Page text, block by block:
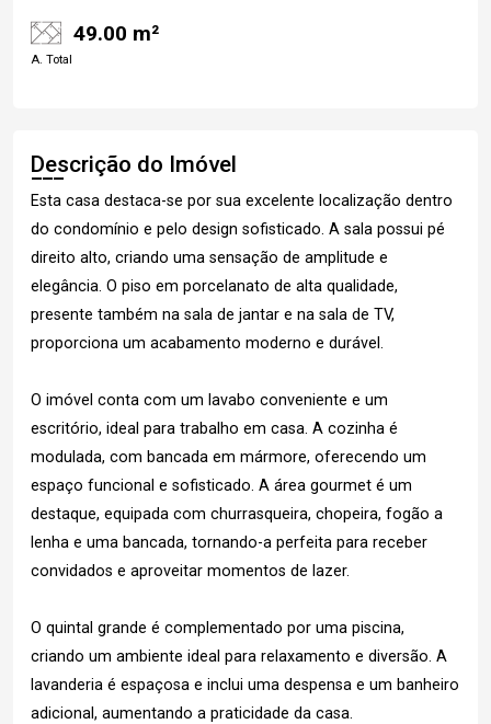
49.00 m²
A. Total
Descrição do Imóvel
Esta casa destaca-se por sua excelente localização dentro
do condomínio e pelo design sofisticado. A sala possui pé
direito alto, criando uma sensação de amplitude e
elegância. O piso em porcelanato de alta qualidade,
presente também na sala de jantar e na sala de TV,
proporciona um acabamento moderno e durável.
O imóvel conta com um lavabo conveniente e um
escritório, ideal para trabalho em casa. A cozinha é
modulada, com bancada em mármore, oferecendo um
espaço funcional e sofisticado. A área gourmet é um
destaque, equipada com churrasqueira, chopeira, fogão a
lenha e uma bancada, tornando-a perfeita para receber
convidados e aproveitar momentos de lazer.
O quintal grande é complementado por uma piscina,
criando um ambiente ideal para relaxamento e diversão. A
lavanderia é espaçosa e inclui uma despensa e um banheiro
adicional, aumentando a praticidade da casa.